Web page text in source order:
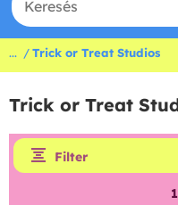
... Trick or Treat Studios
Trick or Treat
Filter